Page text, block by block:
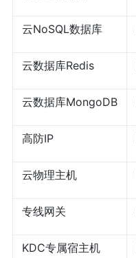
云NoSQL数据库
云数据库Redis
云数据库MongoDB
高防IP
云物理主机
专线网关
KDC专属宿主机